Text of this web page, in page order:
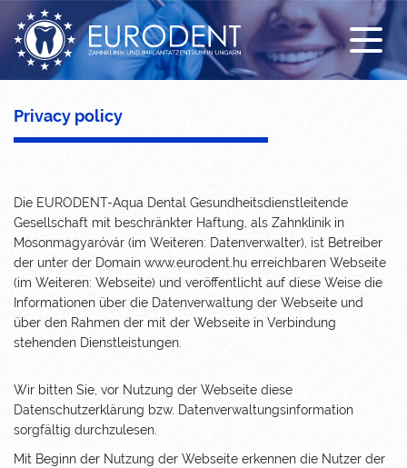
Privacy policy
Die EURODENT-Aqua Dental Gesundheitsdienstleitende
Gesellschaft mit beschränkter Haftung, als Zahnklinik in
Mosonmagyaróvár (im Weiteren: Datenverwalter), ist Betreiber
der unter der Domain www.eurodent.hu erreichbaren Webseite
(im Weiteren: Webseite) und veröffentlicht auf diese Weise die
Informationen über die Datenverwaltung der Webseite und
über den Rahmen der mit der Webseite in Verbindung
stehenden Dienstleistungen.
Wir bitten Sie, vor Nutzung der Webseite diese
Datenschutzerklärung bzw. Datenverwaltungsinformation
sorgfältig durchzulesen.
Mit Beginn der Nutzung der Webseite erkennen die Nutzer der
Sonderangebot
Behandlungen
Zahnimplantat
All-on-4
Zahnprothese
Kombinierter Zahnersatz
Füllung
Mundhygiene
Sedierung
EMS DENTAL Spa
Erstuntersuchung
Kostenloser Abholdienst
Unsere Klinik
Unser Team
News / FAQ
Coronavirus und Reiseinfos
Video über die Zahnklinik Ungarn